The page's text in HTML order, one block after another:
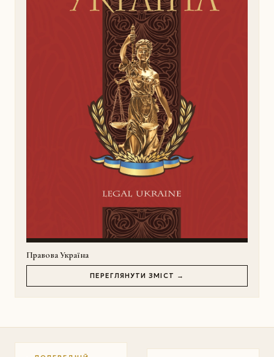
Правова Україна
ПЕРЕГЛЯНУТИ ЗМІСТ →